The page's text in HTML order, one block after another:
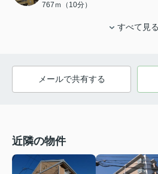
767ｍ（10分）
すべて見る
メールで共有する
近隣の物件